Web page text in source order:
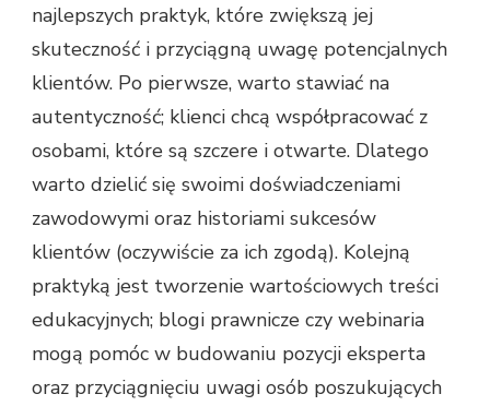
najlepszych praktyk, które zwiększą jej
skuteczność i przyciągną uwagę potencjalnych
klientów. Po pierwsze, warto stawiać na
autentyczność; klienci chcą współpracować z
osobami, które są szczere i otwarte. Dlatego
warto dzielić się swoimi doświadczeniami
zawodowymi oraz historiami sukcesów
klientów (oczywiście za ich zgodą). Kolejną
praktyką jest tworzenie wartościowych treści
edukacyjnych; blogi prawnicze czy webinaria
mogą pomóc w budowaniu pozycji eksperta
oraz przyciągnięciu uwagi osób poszukujących